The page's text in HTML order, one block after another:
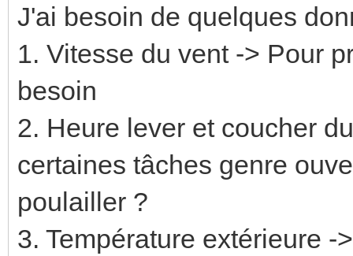
J'ai besoin de quelques
1. Vitesse du vent -> Pour
besoin
2. Heure lever et coucher
certaines tâches genre
poulailler ?
3. Température extérieure